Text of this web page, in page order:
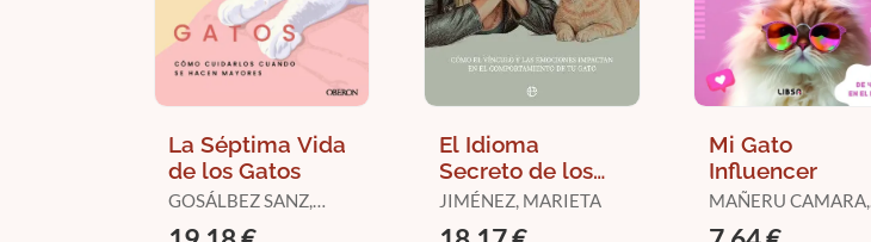
La Séptima Vida
de los Gatos
GOSÁLBEZ SANZ,
El Idioma
Secreto de los
Gatos
JIMÉNEZ, MARIETA
Mi Gato
Influencer
MAÑERU CAMARA,